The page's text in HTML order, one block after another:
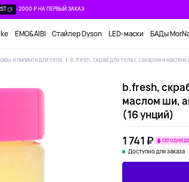
-2000 ₽ НА ПЕРВЫЙ ЗАКАЗ
EMO&AIBI Стайлер Dyson LED-маски БАДы
и пилинги для тела b.fresh, скраб для тела с сахаром и
b.fresh,
маслом ши,
(16 унций)
1 741 ₽
СЕГОДНЯ
Доступно для заказа